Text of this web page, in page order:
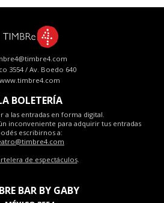
3554 / Av. Boedo 640
www.timbre4.com
BOLETERÍA
a las entradas en forma digital.
inconveniente para adquirir tus entradas
escribirnos a:
de espectáculos.
BAR BY GABY